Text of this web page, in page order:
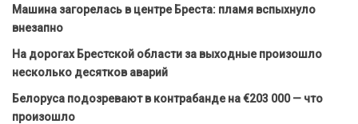
Машина загорелась в центре Бреста: пламя вспыхнуло
внезапно
На дорогах Брестской области за выходные произошло
несколько десятков аварий
Белоруса подозревают в контрабанде на €203 000 — что
произошло